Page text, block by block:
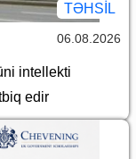
TƏHSIL
06.08.2026
intellekti
edir